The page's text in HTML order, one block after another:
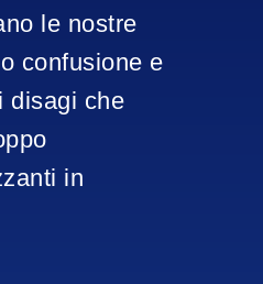
le nostre
confusione e
disagi che
in